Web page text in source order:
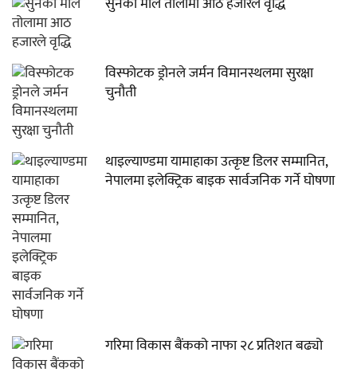
विस्फोटक ड्रोनले जर्मन विमानस्थलमा सुरक्षा
चुनौती
थाइल्याण्डमा यामाहाका उत्कृष्ट डिलर सम्मानित,
नेपालमा इलेक्ट्रिक बाइक सार्वजनिक गर्ने घोषणा
गरिमा विकास बैंकको नाफा २८ प्रतिशत बढ्यो